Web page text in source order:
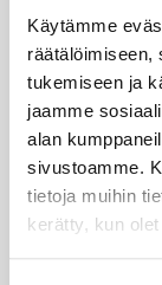
Käytämme
räätälöimiseen,
tukemiseen ja
jaamme
alan
sivustoamme.
tietoja muihin
kerätty, kun